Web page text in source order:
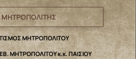
ΜΗΤΡΟΠΟΛΙΤΗΣ
ΜΗΤΡΟΠΟΛΙΤΟΥ
ΜΗΤΡΟΠΟΛΙΤΟΥ κ.κ. ΠΑΙΣΙΟΥ